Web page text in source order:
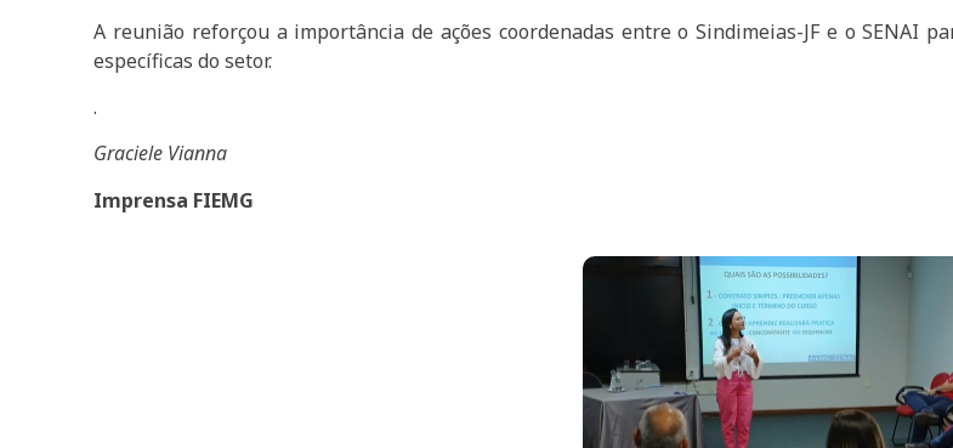
A reunião reforçou a importância de ações coordenadas entre o Sindimeias-JF e o SENAI
específicas do setor.
.
Graciele Vianna
Imprensa FIEMG